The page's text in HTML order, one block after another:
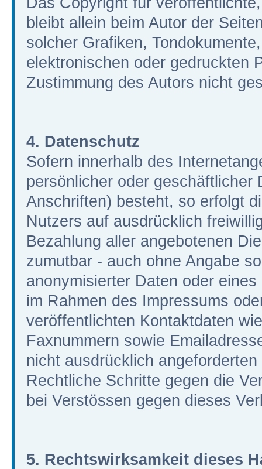
bleibt allein beim Autor der
solcher Grafiken,
elektronischen oder gedruckten
Zustimmung des Autors nicht
4. Datenschutz
Sofern innerhalb des
persönlicher oder geschäftlicher
Anschriften) besteht, so erfolgt
Nutzers auf ausdrücklich
Bezahlung aller angebotenen
zumutbar - auch ohne Angabe
anonymisierter Daten oder
im Rahmen des Impressums
veröffentlichten Kontaktdaten
Faxnummern sowie
nicht ausdrücklich
Rechtliche Schritte gegen die
bei Verstössen gegen dieses
5. Rechtswirksamkeit dieses